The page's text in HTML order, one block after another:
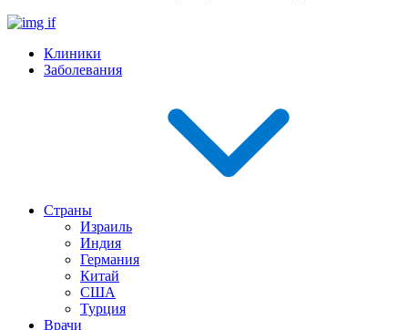
Клиники
Заболевания
Страны
Израиль
Индия
Германия
Китай
США
Турция
Врачи